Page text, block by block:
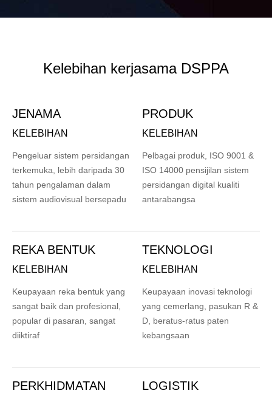
Kelebihan kerjasama DSPPA
JENAMA
KELEBIHAN
Pengeluar sistem persidangan
terkemuka, lebih daripada 30
tahun pengalaman dalam
sistem audiovisual bersepadu
PRODUK
KELEBIHAN
Pelbagai produk, ISO 9001 &
ISO 14000 pensijilan sistem
persidangan digital kualiti
antarabangsa
REKA BENTUK
KELEBIHAN
Keupayaan reka bentuk yang
sangat baik dan profesional,
popular di pasaran, sangat
diiktiraf
TEKNOLOGI
KELEBIHAN
Keupayaan inovasi teknologi
yang cemerlang, pasukan R &
D, beratus-ratus paten
kebangsaan
PERKHIDMATAN LOGISTIK